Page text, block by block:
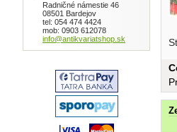
Radničné námestie 46
08501 Bardejov
tel: 054 474 4424
mob: 0903 612078
info@antikvariatshop.sk